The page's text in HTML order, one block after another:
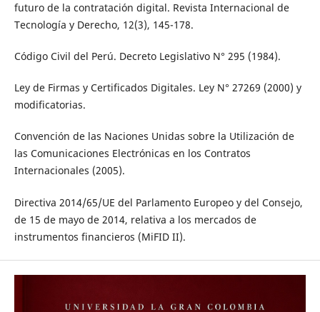
futuro de la contratación digital. Revista Internacional de
Tecnología y Derecho, 12(3), 145-178.
Código Civil del Perú. Decreto Legislativo N° 295 (1984).
Ley de Firmas y Certificados Digitales. Ley N° 27269 (2000) y
modificatorias.
Convención de las Naciones Unidas sobre la Utilización de
las Comunicaciones Electrónicas en los Contratos
Internacionales (2005).
Directiva 2014/65/UE del Parlamento Europeo y del Consejo,
de 15 de mayo de 2014, relativa a los mercados de
instrumentos financieros (MiFID II).